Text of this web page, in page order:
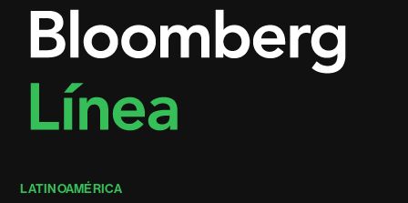
LATINOAMÉRICA